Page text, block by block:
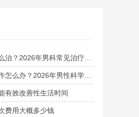
年男科常见治疗方法与调理建议
2026年男性科学治疗与日常护理指南
有效改善性生活时间
费用大概多少钱